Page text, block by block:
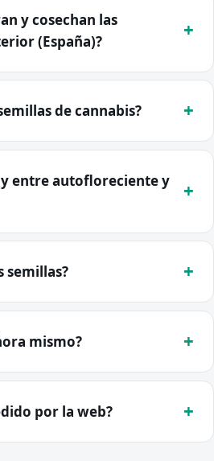
y cosechan las
(España)?
de cannabis?
entre autofloreciente y
semillas?
mismo?
por la web?